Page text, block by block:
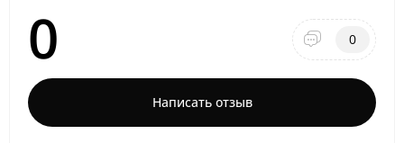
0 0
Написать отзыв